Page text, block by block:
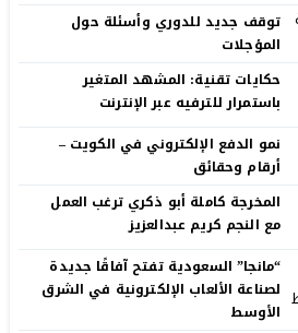
توقف جديد للدوري وأسئلة حول
المؤجلات
حكايات تقنية: المشهد المتغير
باستمرار للترفيه عبر الإنترنت
نمو الدفع الإلكتروني في الكويت –
أرقام وحقائق
المخرجة كاملة أبو ذكري ترغب العمل
مع النجم كريم عبدالعزيز
“مانجا” السعودية تفتح آفاقًا جديدة
لصناعة الألعاب الإلكترونية في الشرق
الأوسط